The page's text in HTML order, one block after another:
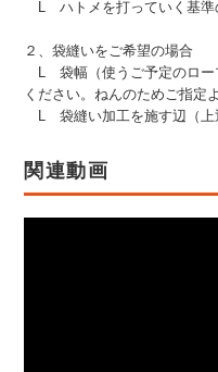
L ハトメを打っていく基
２、袋縫いをご希望の場合
L 袋幅（使うご予定のロー
ください。ねんのためご指定
L 袋縫い加工を施す辺（
関連動画